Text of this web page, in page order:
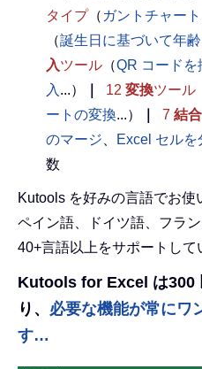
タイプ（ ガントチャート
（誕生日に基づいて年
入ツール （QR コードを
入 ...） 12 変換ツール
ートの変換...） 7 結
のマージ
Excel セルを
数
Kutools を好みの言語でお
ペイン語、ドイツ語、フラ
40+言語以上をサポートして
Kutools for Excel は300
り、 必要な機能が常にワ
す…